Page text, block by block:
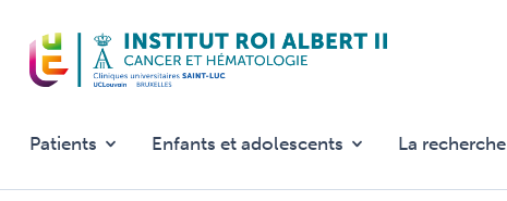
contenu
principal
Patients Enfants et adolescents La recherche